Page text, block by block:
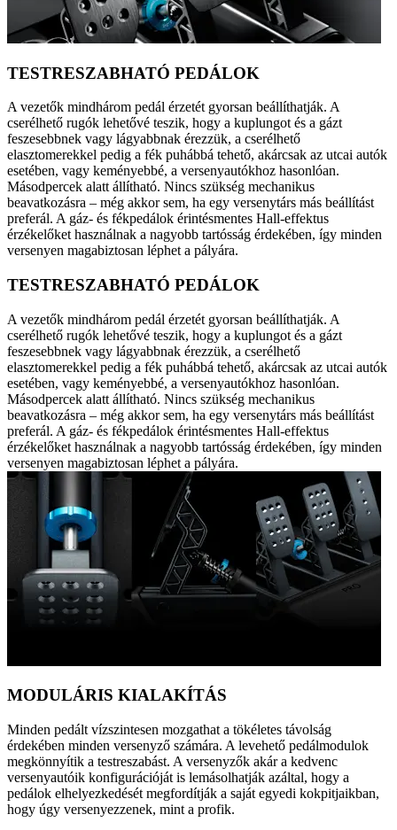
TESTRESZABHATÓ PEDÁLOK
A vezetők mindhárom pedál érzetét gyorsan beállíthatják. A
cserélhető rugók lehetővé teszik, hogy a kuplungot és a gázt
feszesebbnek vagy lágyabbnak érezzük, a cserélhető
elasztomerekkel pedig a fék puhábbá tehető, akárcsak az utcai autók
esetében, vagy keményebbé, a versenyautókhoz hasonlóan.
Másodpercek alatt állítható. Nincs szükség mechanikus
beavatkozásra – még akkor sem, ha egy versenytárs más beállítást
preferál. A gáz- és fékpedálok érintésmentes Hall-effektus
érzékelőket használnak a nagyobb tartósság érdekében, így minden
versenyen magabiztosan léphet a pályára.
TESTRESZABHATÓ PEDÁLOK
A vezetők mindhárom pedál érzetét gyorsan beállíthatják. A
cserélhető rugók lehetővé teszik, hogy a kuplungot és a gázt
feszesebbnek vagy lágyabbnak érezzük, a cserélhető
elasztomerekkel pedig a fék puhábbá tehető, akárcsak az utcai autók
esetében, vagy keményebbé, a versenyautókhoz hasonlóan.
Másodpercek alatt állítható. Nincs szükség mechanikus
beavatkozásra – még akkor sem, ha egy versenytárs más beállítást
preferál. A gáz- és fékpedálok érintésmentes Hall-effektus
érzékelőket használnak a nagyobb tartósság érdekében, így minden
versenyen magabiztosan léphet a pályára.
MODULÁRIS KIALAKÍTÁS
Minden pedált vízszintesen mozgathat a tökéletes távolság
érdekében minden versenyző számára. A levehető pedálmodulok
megkönnyítik a testreszabást. A versenyzők akár a kedvenc
versenyautóik konfigurációját is lemásolhatják azáltal, hogy a
pedálok elhelyezkedését megfordítják a saját egyedi kokpitjaikban,
hogy úgy versenyezzenek, mint a profik.